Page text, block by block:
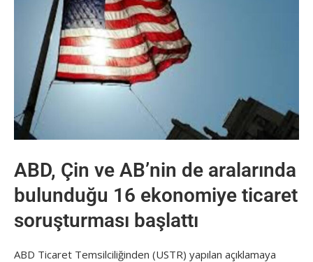
ABD, Çin ve AB’nin de aralarında
bulunduğu 16 ekonomiye ticaret
soruşturması başlattı
ABD Ticaret Temsilciliğinden (USTR) yapılan açıklamaya